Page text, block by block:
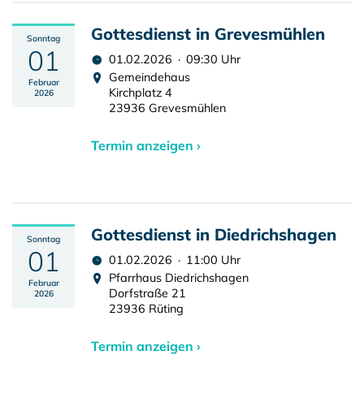
Sonntag
01
Februar
2026
Gottesdienst in Grevesmühlen
01.02.2026 · 09:30 Uhr
Gemeindehaus
Kirchplatz 4
23936 Grevesmühlen
Termin anzeigen ›
Sonntag
01
Februar
2026
Gottesdienst in Diedrichshagen
01.02.2026 · 11:00 Uhr
Pfarrhaus Diedrichshagen
Dorfstraße 21
23936 Rüting
Termin anzeigen ›